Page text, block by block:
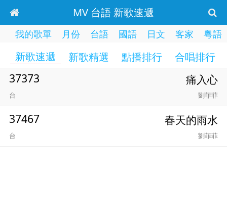
MV 台語 新歌速遞
我的歌單 月份 台語 國語 日文 客家 粵語
新歌速遞 新歌精選 點播排行 合唱排行
37373 痛入心
台 劉菲菲
37467 春天的雨水
台 劉菲菲